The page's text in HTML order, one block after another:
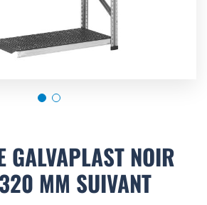
GALVAPLAST NOIR
MM SUIVANT